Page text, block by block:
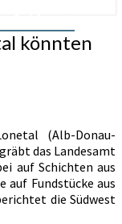
könnten
(Alb-Donau-
das Landesamt
auf Schichten aus
auf Fundstücke aus
die Südwest